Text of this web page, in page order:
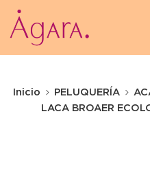
Inicio PELUQUERÍA
LACA BROAER